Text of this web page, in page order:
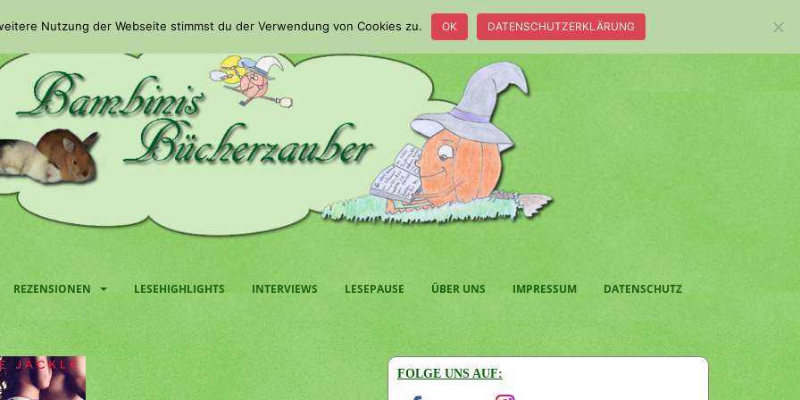
REZENSIONEN LESEHIGHLIGHTS INTERVIEWS LESEPAUSE ÜBER UNS IMPRESSUM DATENSCHUTZ
FOLGE UNS AUF:
Nutzung der Webseite stimmst du der Verwendung von Cookies zu. OK DATENSCHUTZERKLÄRUNG